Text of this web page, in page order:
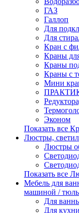
ГАЗ
Галлоп
Для
Для
Кран с
Краны
Краны
Краны с
Мини
Эконом
Показать все
Люстры,
Люстры
Показать все
Мебель для
машиной /
Для
Для кухни